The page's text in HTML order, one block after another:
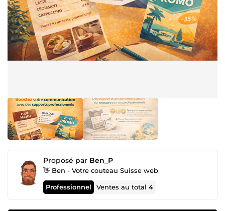
Proposé par Ben_P
👋 Ben - Votre couteau Suisse web
Professionnel Ventes au total4